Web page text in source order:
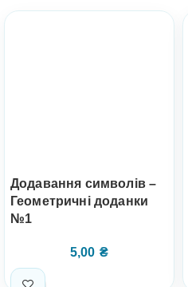
Додавання символів –
Геометричні доданки
№1
5,00 ₴